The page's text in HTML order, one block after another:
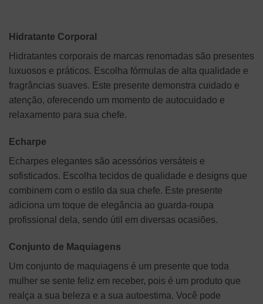
Hidratante Corporal
Hidratantes corporais de marcas renomadas são presentes
luxuosos e práticos. Escolha fórmulas de alta qualidade e
fragrâncias suaves. Este presente demonstra cuidado e
atenção, oferecendo um momento de autocuidado e
relaxamento para sua chefe.
Echarpe
Echarpes elegantes são acessórios versáteis e
sofisticados. Escolha tecidos de qualidade e designs que
combinem com o estilo da sua chefe. Este presente
adiciona um toque de elegância ao guarda-roupa
profissional dela, sendo útil em diversas ocasiões.
Conjunto de Maquiagens
Um conjunto de maquiagens é um presente que toda
mulher se sente feliz em receber, pois é um produto que
realça a sua beleza e a sua autoestima. Você pode